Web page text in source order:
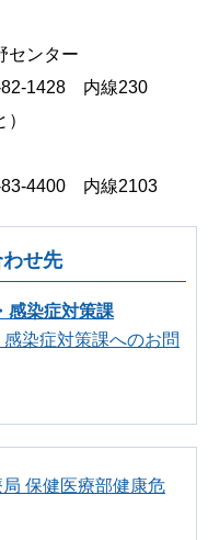
センター
1428 内線230
4400 内線2103
せ先
感染症対策課
染症対策課へのお問
保健医療部健康危